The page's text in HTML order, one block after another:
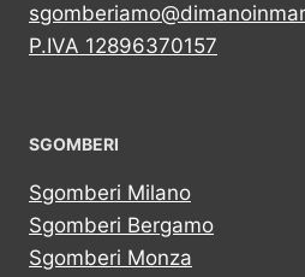
P.IVA 12896370157
SGOMBERI
Sgomberi Milano
Sgomberi Bergamo
Sgomberi Monza